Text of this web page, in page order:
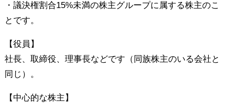
・議決権割合15%未満の株主グループに属する株主のこ
とです。
【役員】
社長、取締役、理事長などです（同族株主のいる会社と
同じ）。
【中心的な株主】